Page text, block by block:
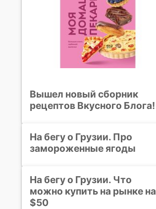
Вышел новый сборник
рецептов Вкусного Блога!
На бегу о Грузии. Про
замороженные ягоды
На бегу о Грузии. Что
можно купить на рынке на
$50